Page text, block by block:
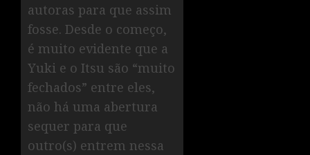
autoras para que assim
fosse. Desde o começo,
é muito evidente que a
Yuki e o Itsu são “muito
fechados” entre eles,
não há uma abertura
sequer para que
outro(s) entrem nessa